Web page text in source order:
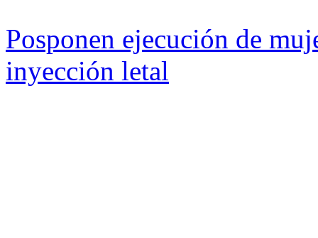
Posponen ejecución de
inyección letal